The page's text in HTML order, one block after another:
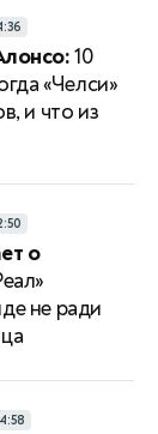
10
«Челси»
и что из
о
не ради